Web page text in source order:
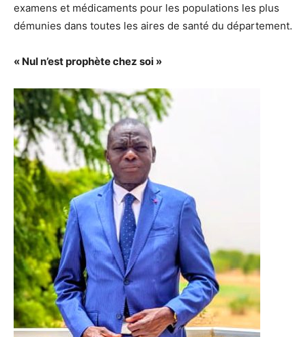
examens et médicaments pour les populations les plus
démunies dans toutes les aires de santé du département.
« Nul n’est prophète chez soi »